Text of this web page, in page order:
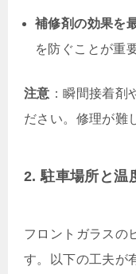
補修剤の効果を
を防ぐことが重
注意 ：瞬間接着剤
ださい。修理が難
2. 駐車場所と温
フロントガラスの
す。以下の工夫が